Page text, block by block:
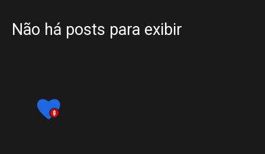
Não há posts para exibir